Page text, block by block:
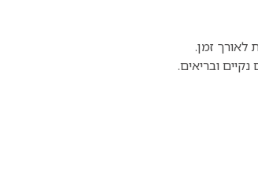
לאורך זמן.
ובריאים.